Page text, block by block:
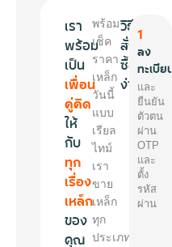
เรา
พร้อม
เป็น
เพื่อน
คู่คิด
ให้
กับ
ทุก
เรื่อง
เหล็ก
ของ
คุณ
พร้อม
เช็ค
ราคา
เหล็ก
วันนี้
แบบ
เรียล
ไทม์
เรา
ขาย
เหล็ก
ทุก
ประเภท
วิธี
สั่ง
ซื้อ
ง่ายๆ
1
ลง
ทะเบียน
และ
ยืนยัน
ตัวตน
ผ่าน
OTP
และ
ตั้ง
รหัส
ผ่าน